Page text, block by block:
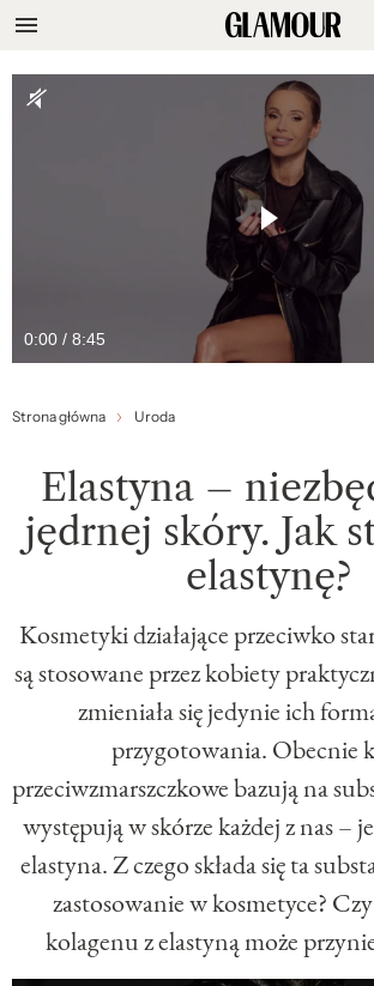
0:00 / 8:45
Strona główna Uroda
Elastyna –
jędrnej skóry. Jak
elastynę?
Kosmetyki działające przeciwko
są stosowane przez kobiety
zmieniała się jedynie ich
przygotowania. Obecnie
przeciwzmarszczkowe bazują na
występują w skórze każdej z nas –
elastyna. Z czego składa się ta
zastosowanie w kosmetyce?
kolagenu z elastyną może